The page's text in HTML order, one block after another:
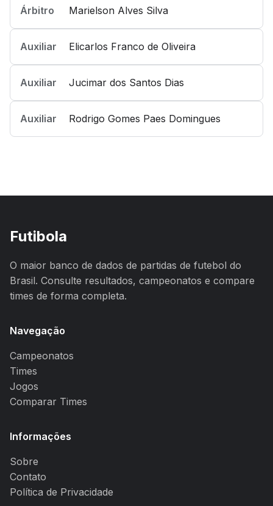
Árbitro Marielson Alves Silva
Auxiliar Elicarlos Franco de Oliveira
Auxiliar Jucimar dos Santos Dias
Auxiliar Rodrigo Gomes Paes Domingues
Futibola
O maior banco de dados de partidas de futebol do
Brasil. Consulte resultados, campeonatos e compare
times de forma completa.
Navegação
Campeonatos
Times
Jogos
Comparar Times
Informações
Sobre
Contato
Política de Privacidade